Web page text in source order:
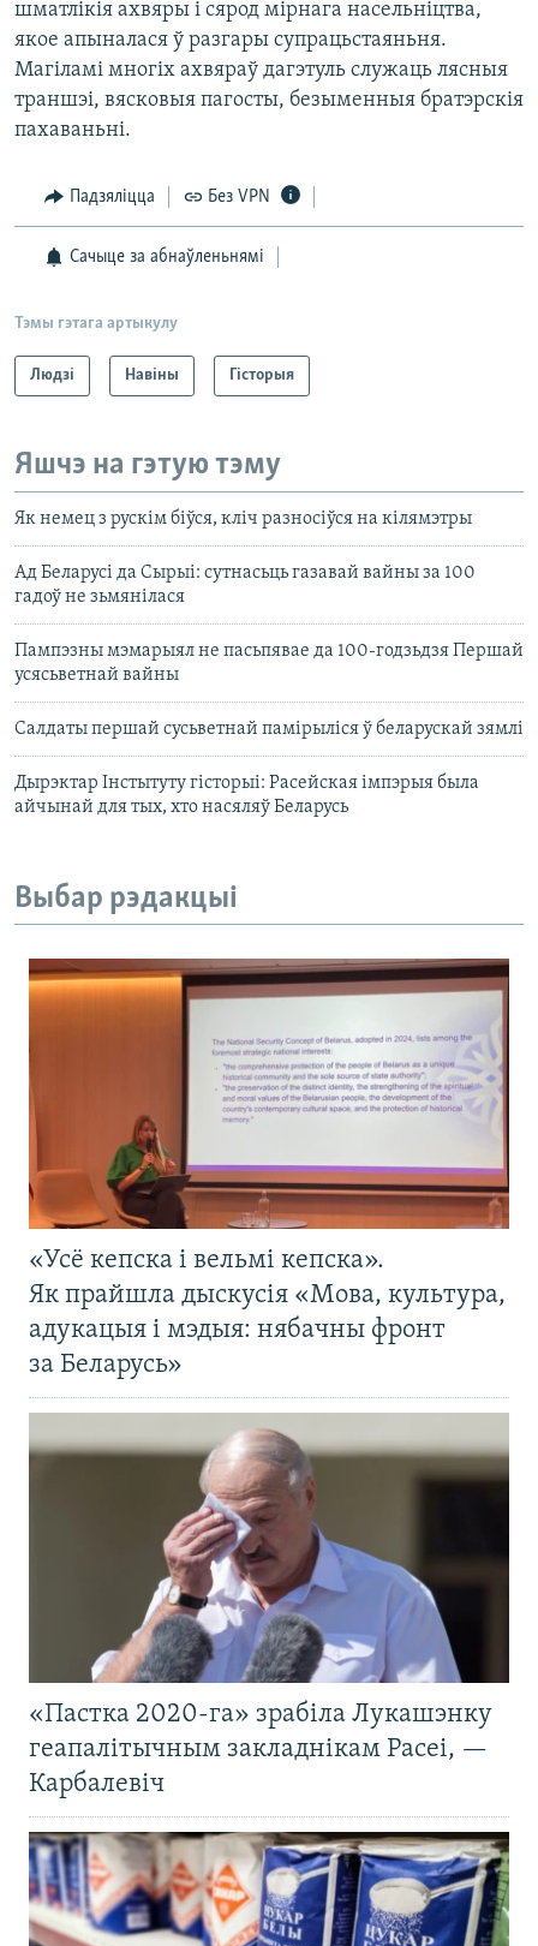
шматлікія ахвяры і сярод мірнага насельніцтва,
якое апыналася ў разгары супрацьстаяньня.
Магіламі многіх ахвяраў дагэтуль служаць лясныя
траншэі, вясковыя пагосты, безыменныя братэрскія
пахаваньні.
Падзяліцца Без VPN
Сачыце за абнаўленьнямі
Тэмы гэтага артыкулу
Людзі Навіны Гісторыя
Яшчэ на гэтую тэму
Як немец з рускім біўся, кліч разносіўся на кілямэтры
Ад Беларусі да Сырыі: сутнасьць газавай вайны за 100
гадоў не зьмянілася
Пампэзны мэмарыял не пасьпявае да 100-годзьдзя Першай
усясьветнай вайны
Салдаты першай сусьветнай памірыліся ў беларускай зямлі
Дырэктар Інстытуту гісторыі: Расейская імпэрыя была
айчынай для тых, хто насяляў Беларусь
Выбар рэдакцыі
«Усё кепска і вельмі кепска».
Як прайшла дыскусія «Мова, культура,
адукацыя і мэдыя: нябачны фронт
за Беларусь»
«Пастка 2020-га» зрабіла Лукашэнку
геапалітычным закладнікам Расеі, —
Карбалевіч